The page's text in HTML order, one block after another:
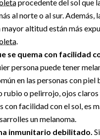
procedente del sol que
al norte o al sur. Además,
mayor altitud están más
se quema con facilidad
persona puede tener
en las personas con piel
rubio o pelirrojo, ojos claros
con facilidad con el sol, es
un melanoma.
inmunitario debilitado.